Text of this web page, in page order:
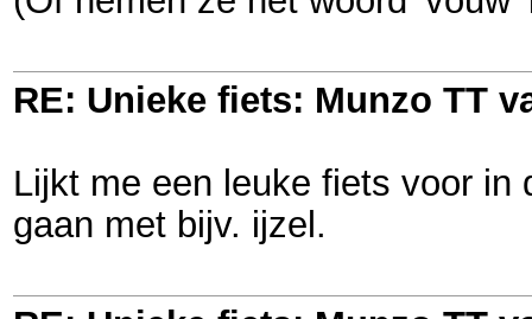
RE: Unieke fiets: Munzo TT
Lijkt me een leuke fiets voor in
gaan met bijv. ijzel.